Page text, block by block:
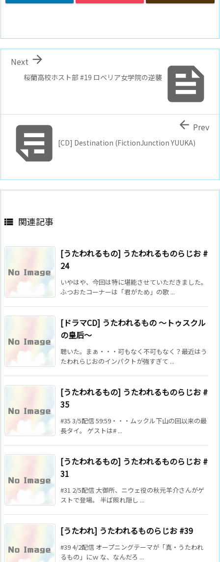

桜蘭高校ホスト部 #19 ロベリア女学院の逆襲

Next
[CD] Destination (FictionJunction YUUKA)
 Prev
 関連記事
[うたわれるもの] うたわれるものらじお #
24
いやはや、今回は特に堪能させていただきました。
ふつおたコーナーは「君がため」の歌 ...
[ドラマCD] うたわれるもの ～トゥスクル
の皇后～
聴いた。まぁ・・・可もなく不可もなく？最近はう
たわれらじおのインパクトが強すぎて ...
[うたわれるもの] うたわれるものらじお #
35
#35 3/5配信 59:59・・・ムックル下山の回以来の最
長タイ。 ゲストは# ...
[うたわれるもの] うたわれるものらじお #
31
#31 2/5配信 大御所、ニウェ役の秋元羊介さんがゲ
ストで登場。 半ば照れ隠し ...
[うたわれ] うたわれるものらじお #39
#39 4/2配信 オープニングテーマが「真・うたわれ
るもの」にｗ な、なんだろ ...